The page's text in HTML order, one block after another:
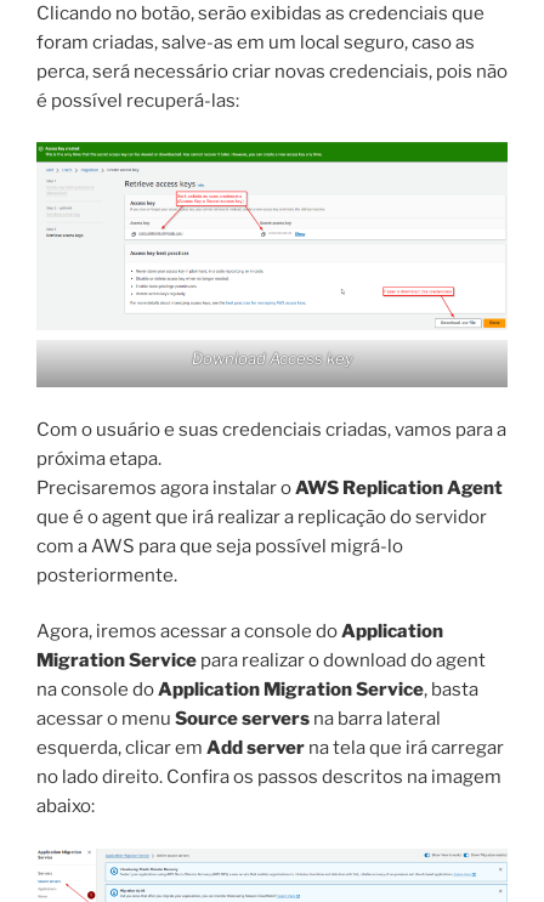
Clicando no botão, serão exibidas as credenciais que
foram criadas, salve-as em um local seguro, caso as
perca, será necessário criar novas credenciais, pois não
é possível recuperá-las:
Download Access key
Com o usuário e suas credenciais criadas, vamos para a
próxima etapa.
Precisaremos agora instalar oAWS Replication Agent
que é o agent que irá realizar a replicação do servidor
com a AWS para que seja possível migrá-lo
posteriormente.
Agora, iremos acessar a console doApplication
Migration Service para realizar o download do agent
na console doApplication Migration Service, basta
acessar o menu Source servers na barra lateral
esquerda, clicar em Add server na tela que irá carregar
no lado direito. Confira os passos descritos na imagem
abaixo: